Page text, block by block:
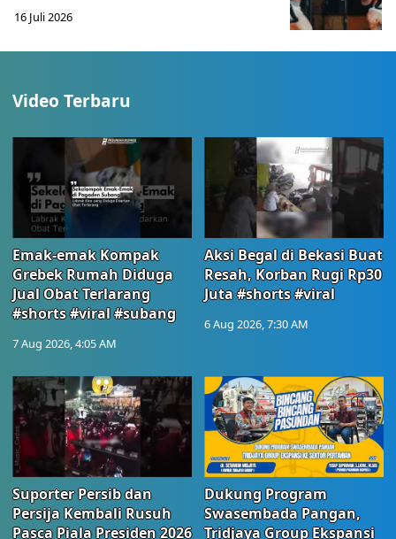
16 Juli 2026
Video Terbaru
Emak-emak Kompak
Grebek Rumah Diduga
Jual Obat Terlarang
#shorts #viral #subang
7 Aug 2026, 4:05 AM
Aksi Begal di Bekasi Buat
Resah, Korban Rugi Rp30
Juta #shorts #viral
6 Aug 2026, 7:30 AM
Suporter Persib dan
Persija Kembali Rusuh
Pasca Piala Presiden 2026
Dukung Program
Swasembada Pangan,
Tridjaya Group Ekspansi